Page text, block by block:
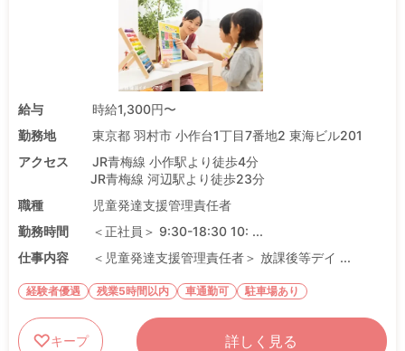
給与
時給1,300円〜
勤務地
東京都 羽村市 小作台1丁目7番地2 東海ビル201
アクセス
JR青梅線 小作駅より徒歩4分
JR青梅線 河辺駅より徒歩23分
職種
児童発達支援管理責任者
勤務時間
＜正社員＞ 9:30-18:30 10: ...
仕事内容
＜児童発達支援管理責任者＞ 放課後等デイ ...
経験者優遇 残業5時間以内 車通勤可 駐車場あり
キープ 詳しく見る